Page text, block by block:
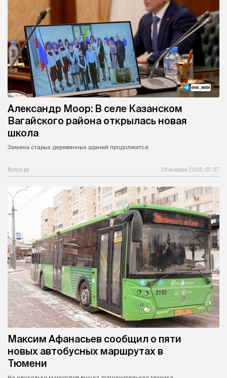
Александр Моор: В селе Казанском
Вагайского района открылась новая
школа
Замена старых деревянных зданий продолжится.
Вслух.ру 28 января 2025, 07:27
Максим Афанасьев сообщил о пяти
новых автобусных маршрутах в
Тюмени